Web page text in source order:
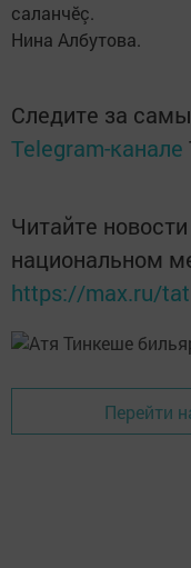
саланчӗç.
Нина Албутова.
Следите за
Telegram-канале
Читайте
национальном
https://max.ru/
Перейти